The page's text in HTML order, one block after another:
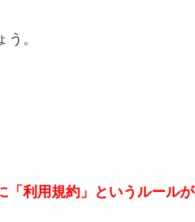
。
「利用規約」というルールが